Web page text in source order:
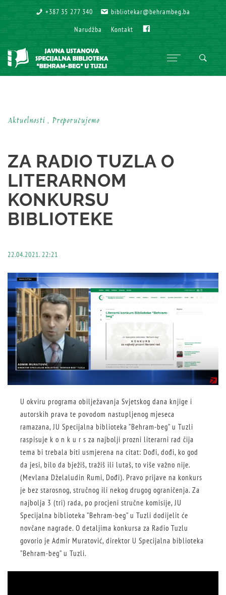
+387 35 277 340
+387 35 277 340 bibliotekar@behrambeg.ba
bibliotekar@behrambeg.ba
Narudžba
Narudžba Kontakt
Kontakt
Aktuelnosti , Preporučujemo
ZA RADIO TUZLA O
LITERARNOM
KONKURSU
BIBLIOTEKE
22.04.2021. 22:21
U okviru programa obilježavanja Svjetskog dana knjige i
autorskih prava te povodom nastupljenog mjeseca
ramazana, JU Specijalna biblioteka ”Behram-beg” u Tuzli
raspisuje k o n k u r s za najbolji prozni literarni rad čija
tema bi trebala biti usmjerena na citat: Dođi, dođi, ko god
da jesi, bilo da bježiš, tražiš ili lutaš, to više važno nije.
(Mevlana Dželaludin Rumi, Dođi). Pravo prijave na konkurs
je bez starosnog, stručnog ili nekog drugog ograničenja. Za
najbolja 3 (tri) rada, po procjeni stručne komisije, JU
Specijalna biblioteka ”Behram-beg” u Tuzli dodijelit će
novčane nagrade. O detaljima konkursa za Radio Tuzlu
govorio je Admir Muratović, direktor U Specijalna biblioteka
”Behram-beg” u Tuzli.